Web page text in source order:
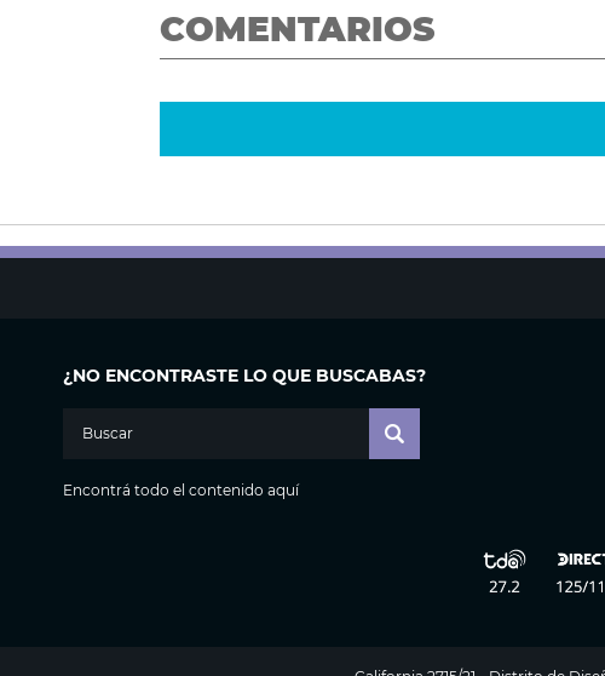
COMENTARIOS
¿NO ENCONTRASTE LO QUE BUSCABAS?
Encontrá todo el contenido aquí